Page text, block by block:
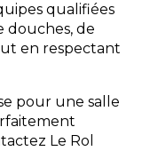
qualifiées
douches, de
en respectant
pour une salle
Le Rol